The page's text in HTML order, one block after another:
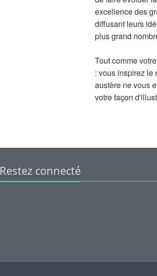
excellence des
diffusant leurs
plus grand
Tout comme
: vous inspirez le
austère ne vous
votre façon
Restez connecté